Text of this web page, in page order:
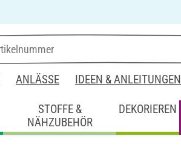
ANLÄSSE IDEEN & ANLEITUNGEN
STOFFE &
NÄHZUBEHÖR
DEKORIEREN